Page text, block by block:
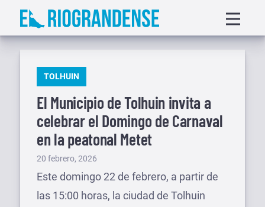
Saltar
menu
PUBLICADO
TOLHUIN
El Municipio de Tolhuin invita a
celebrar el Domingo de Carnaval
en la peatonal Metet
Publicado
el
20 febrero, 2026
Este domingo 22 de febrero, a partir de
las 15:00 horas, la ciudad de Tolhuin